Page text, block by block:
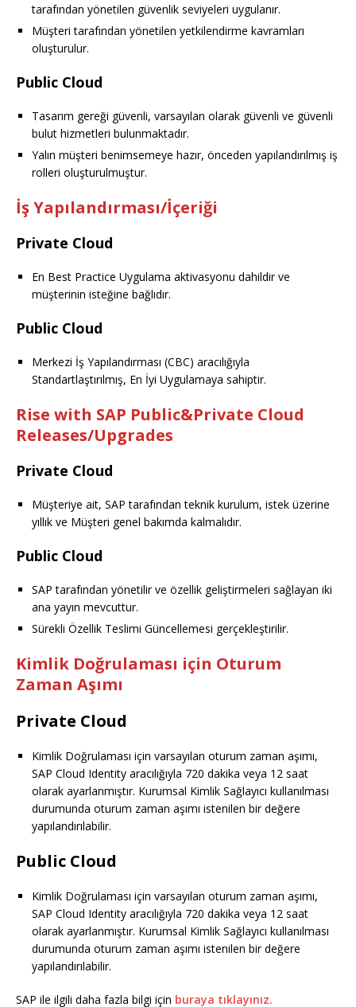
tarafından yönetilen güvenlik seviyeleri uygulanır.
Müşteri tarafından yönetilen yetkilendirme kavramları
oluşturulur.
Public Cloud
Tasarım gereği güvenli, varsayılan olarak güvenli ve güvenli
bulut hizmetleri bulunmaktadır.
Yalın müşteri benimsemeye hazır, önceden yapılandırılmış iş
rolleri oluşturulmuştur.
İş Yapılandırması/İçeriği
Private Cloud
En Best Practice Uygulama aktivasyonu dahildir ve
müşterinin isteğine bağlıdır.
Public Cloud
Merkezi İş Yapılandırması (CBC) aracılığıyla
Standartlaştırılmış, En İyi Uygulamaya sahiptir.
Rise with SAP Public&Private Cloud
Releases/Upgrades
Private Cloud
Müşteriye ait, SAP tarafından teknik kurulum, istek üzerine
yıllık ve Müşteri genel bakımda kalmalıdır.
Public Cloud
SAP tarafından yönetilir ve özellik geliştirmeleri sağlayan iki
ana yayın mevcuttur.
Sürekli Özellik Teslimi Güncellemesi gerçekleştirilir.
Kimlik Doğrulaması için Oturum
Zaman Aşımı
Private Cloud
Kimlik Doğrulaması için varsayılan oturum zaman aşımı,
SAP Cloud Identity aracılığıyla 720 dakika veya 12 saat
olarak ayarlanmıştır. Kurumsal Kimlik Sağlayıcı kullanılması
durumunda oturum zaman aşımı istenilen bir değere
yapılandırılabilir.
Public Cloud
Kimlik Doğrulaması için varsayılan oturum zaman aşımı,
SAP Cloud Identity aracılığıyla 720 dakika veya 12 saat
olarak ayarlanmıştır. Kurumsal Kimlik Sağlayıcı kullanılması
durumunda oturum zaman aşımı istenilen bir değere
yapılandırılabilir.
SAP ile ilgili daha fazla bilgi için buraya tıklayınız.